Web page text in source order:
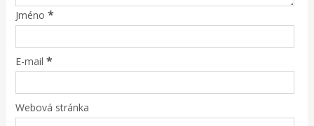
Jméno *
E-mail *
Webová stránka